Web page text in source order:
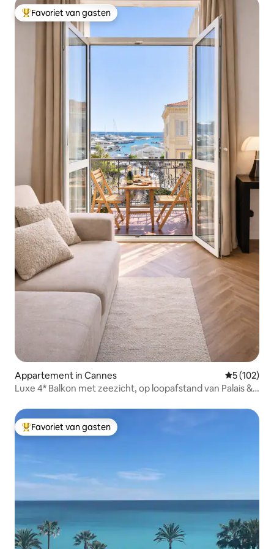
Topfavoriet van gasten
Favoriet van gasten
Appartement in Cannes
5 (102)
Luxe 4* Balkon met zeezicht, op loopafstand van Palais &
Topfavoriet van gasten
Favoriet van gasten